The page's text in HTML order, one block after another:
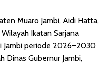
Muaro Jambi, Aidi Hatta,
Ikatan Sarjana
Jambi periode 2026–2030
Dinas Gubernur Jambi,